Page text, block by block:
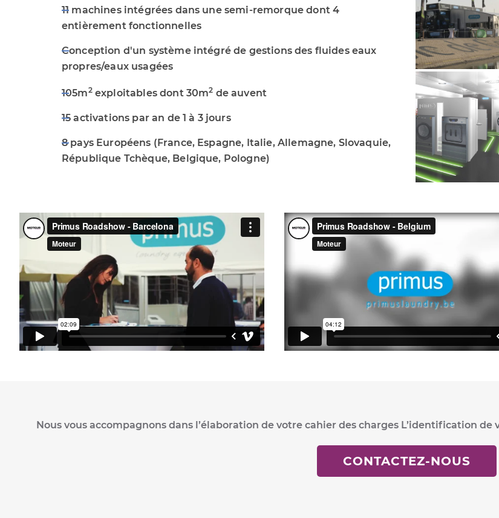
11 machines intégrées dans une semi-remorque dont 4
entièrement fonctionnelles
Conception d'un système intégré de gestions des fluides eaux
propres/eaux usagées
105m2exploitables dont 30m2 de auvent
15 activations par an de 1 à 3 jours
8 pays Européens (France, Espagne, Italie, Allemagne, Slovaquie,
République Tchèque, Belgique, Pologne)
Nous vous accompagnons dans l’élaboration de votre cahier des charges L’identification
CONTACTEZ-NOUS